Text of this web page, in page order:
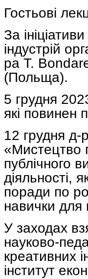
Гостьові
За
індустрій
ра Т.
(Польща).
5 грудня
які повинен
12 грудня д-
«Мистецтво
публічного
діяльності,
поради по
навички для
У заходах
науково-
креативних
інститут